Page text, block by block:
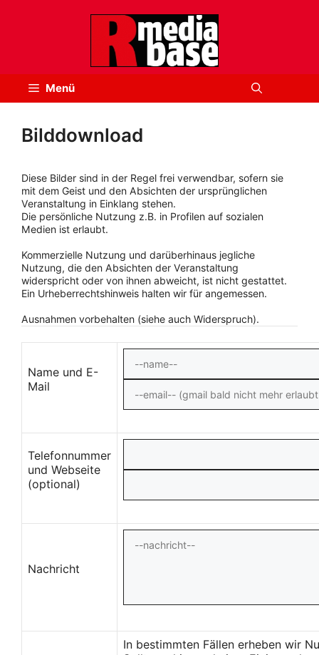
Menü
Bilddownload
Diese Bilder sind in der Regel frei verwendbar, sofern sie
mit dem Geist und den Absichten der ursprünglichen
Veranstaltung in Einklang stehen.
Die persönliche Nutzung z.B. in Profilen auf sozialen
Medien ist erlaubt.
Kommerzielle Nutzung und darüberhinaus jegliche
Nutzung, die den Absichten der Veranstaltung
widerspricht oder von ihnen abweicht, ist nicht gestattet.
Ein Urheberrechtshinweis halten wir für angemessen.
Ausnahmen vorbehalten (siehe auch Widerspruch).
Name und E-
Mail
Telefonnummer
und Webseite
(optional)
Nachricht
In bestimmten Fällen erheben wir